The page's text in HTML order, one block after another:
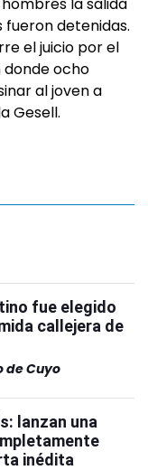
fueron detenidas.
el juicio por el
donde ocho
al joven a
Gesell.
fue elegido
callejera de
de Cuyo
lanzan una
inédita